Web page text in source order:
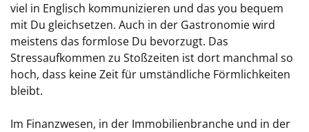
viel in Englisch kommunizieren und das you bequem
mit Du gleichsetzen. Auch in der Gastronomie wird
meistens das formlose Du bevorzugt. Das
Stressaufkommen zu Stoßzeiten ist dort manchmal so
hoch, dass keine Zeit für umständliche Förmlichkeiten
bleibt.
Im Finanzwesen, in der Immobilienbranche und in der